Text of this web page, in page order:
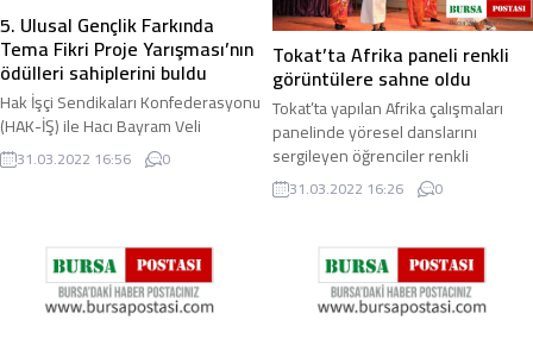
5. Ulusal Gençlik Farkında
Tema Fikri Proje Yarışması’nın
ödülleri sahiplerini buldu
Hak İşçi Sendikaları Konfederasyonu
(HAK-İŞ) ile Hacı Bayram Veli
Üniversitesi (AHBV) arasında
imzalanan protokol çerçevesinde
31.03.2022 16:56 0
Tokat’ta Afrika paneli renkli
görüntülere sahne oldu
Tokat’ta yapılan Afrika çalışmaları
panelinde yöresel danslarını
sergileyen öğrenciler renkli
görüntüler oluşturdu. Tokat
Gaziosmanpaşa ...
31.03.2022 16:26 0